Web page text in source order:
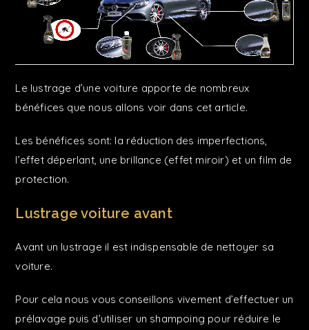
Le lustrage d’une voiture apporte de nombreux
bénéfices que nous allons voir dans cet article.
Les bénéfices sont: la réduction des imperfections,
l’effet déperlant, une brillance (effet miroir) et un film de
protection.
Lustrage voiture avant
Avant un lustrage il est indispensable de nettoyer sa
voiture.
Pour cela nous vous conseillons vivement d’effectuer un
prélavage puis d’utiliser un shampoing pour réduire le